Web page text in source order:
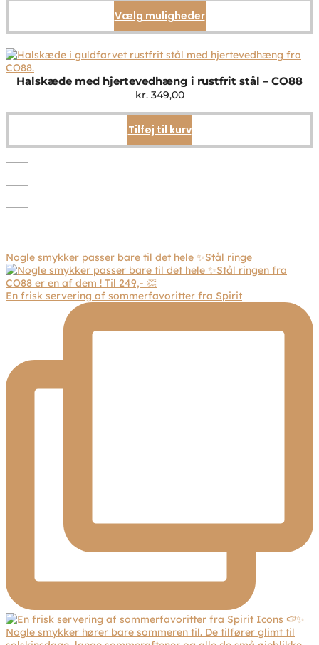
Vælg mulighederDette
vare
flere
Mulighederne
på
Halskæde med hjertevedhæng i rustfrit stål – CO88
kr.349,00
Tilføj til kurv
Nogle smykker passer bare til det hele ✨Stål ringe
En frisk servering af sommerfavoritter fra Spirit